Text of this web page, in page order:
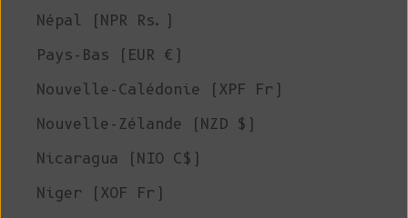
Népal (NPR Rs.)
Pays-Bas (EUR €)
Nouvelle-Calédonie (XPF Fr)
Nouvelle-Zélande (NZD $)
Nicaragua (NIO C$)
Niger (XOF Fr)